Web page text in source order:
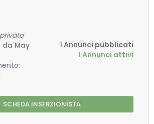
May
1 Annunci pubblicati
1 Annunci attivi
SCHEDA INSERZIONISTA